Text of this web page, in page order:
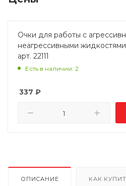
Очки для работы с
неагрессивными
арт. 22111
Есть в наличии: 2
337 ₽
ОПИСАНИЕ КАК